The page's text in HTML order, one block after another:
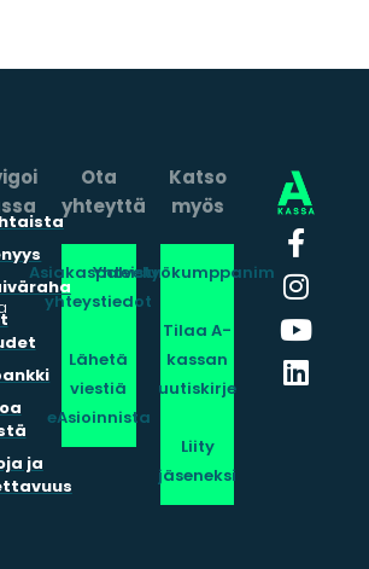
Ota
yhteyttä
Asiakaspalvelun
yhteystiedot
Lähetä
viestiä
eAsioinnista
ja
Katso
myös
Yhteistyökumppanimme
Tilaa A-
kassan
uutiskirje
Liity
jäseneksi